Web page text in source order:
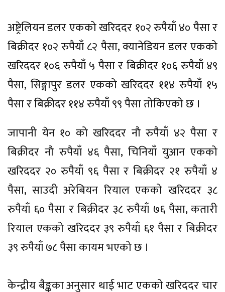
अष्ट्रेलियन डलर एकको खरिददर १०२ रुपैयाँ ४० पैसा र
बिक्रीदर १०२ रुपैयाँ ८२ पैसा, क्यानेडियन डलर एकको
खरिददर १०६ रुपैयाँ ५ पैसा र बिक्रीदर १०६ रुपैयाँ ४९
पैसा, सिङ्गापुर डलर एकको खरिददर ११४ रुपैयाँ १५
पैसा र बिक्रीदर ११४ रुपैयाँ ९९ पैसा तोकिएको छ ।
जापानी येन १० को खरिददर नौ रुपैयाँ ४२ पैसा र
बिक्रीदर नौ रुपैयाँ ४६ पैसा, चिनियाँ युआन एकको
खरिददर २० रुपैयाँ ९६ पैसा र बिक्रीदर २१ रुपैयाँ ४
पैसा, साउदी अरेबियन रियाल एकको खरिददर ३८
रुपैयाँ ६० पैसा र बिक्रीदर ३८ रुपैयाँ ७६ पैसा, कतारी
रियाल एकको खरिददर ३९ रुपैयाँ ६१ पैसा र बिक्रीदर
३९ रुपैयाँ ७८ पैसा कायम भएको छ ।
केन्द्रीय बैङ्कका अनुसार थाई भाट एकको खरिददर चार